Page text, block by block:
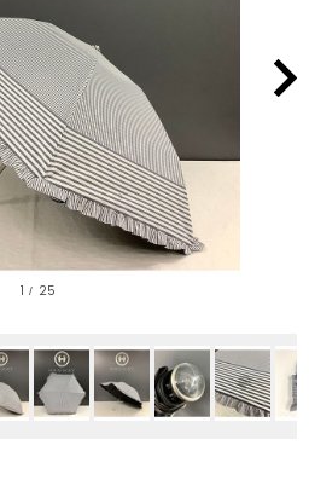
1 / 25